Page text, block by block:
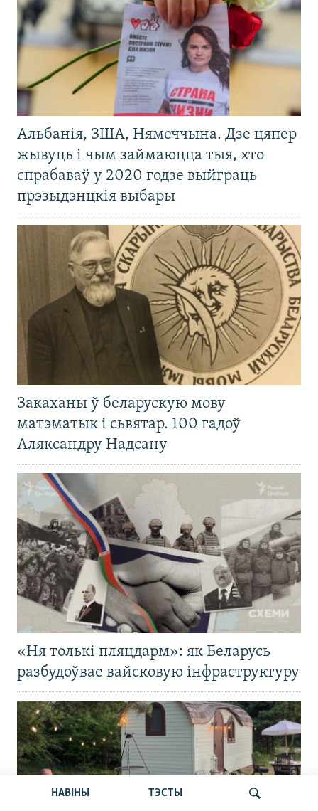
НАВІНЫ ТЭСТЫ
Альбанія, ЗША, Нямеччына. Дзе цяпер
жывуць і чым займаюцца тыя, хто
спрабаваў у 2020 годзе выйграць
прэзыдэнцкія выбары
Закаханы ў беларускую мову
матэматык і сьвятар. 100 гадоў
Аляксандру Надсану
«Ня толькі пляцдарм»: як Беларусь
разбудоўвае вайсковую інфраструктуру